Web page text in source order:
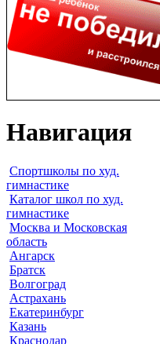
Навигация
Спортшколы по худ.
гимнастике
Каталог школ по худ.
гимнастике
Москва и Московская
область
Ангарск
Братск
Волгоград
Астрахань
Екатеринбург
Казань
Краснодар